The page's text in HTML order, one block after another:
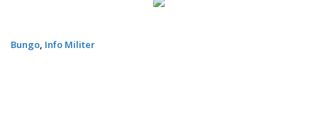
Bungo, Info Militer